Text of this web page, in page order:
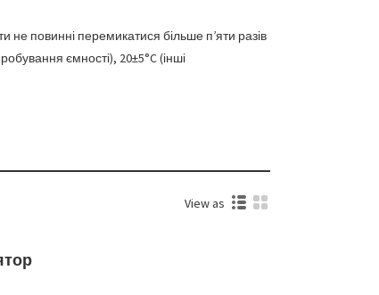
повинні перемикатися більше п’яти разів
ємності), 20±5°C (інші
View as